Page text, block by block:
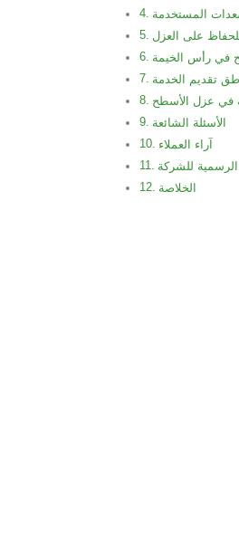
المستخدمة
على العزل
في رأس الخيمة
تقديم الخدمة
في عزل الأسطح
الأسئلة الشائعة
آراء العملاء
للشركة
الخلاصة